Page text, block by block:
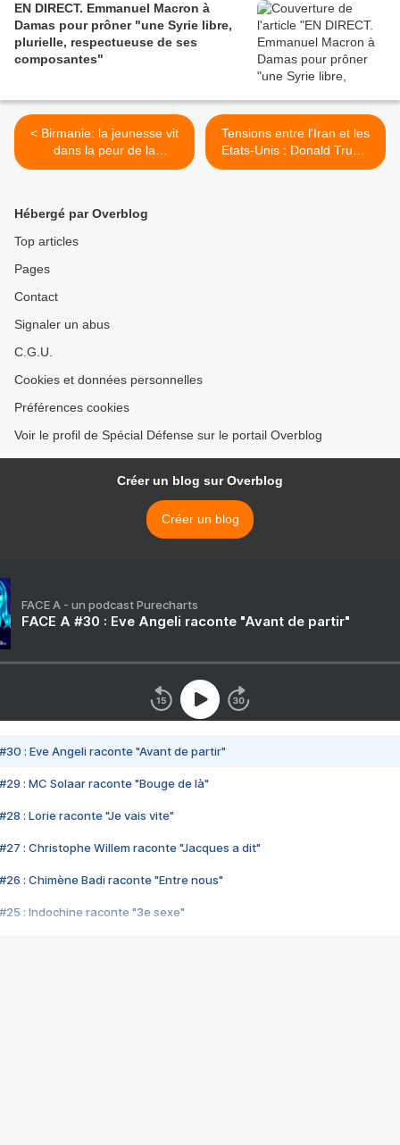
EN DIRECT. Emmanuel Macron à
Damas pour prôner "une Syrie libre,
plurielle, respectueuse de ses
composantes"
< Birmanie: la jeunesse vit
dans la peur de la
conscription, sous l'autorité
Tensions entre l'Iran et les
Etats-Unis : Donald Trump
évoque la possibilité d'un
Hébergé par Overblog
Top articles
Pages
Contact
Signaler un abus
C.G.U.
Cookies et données personnelles
Préférences cookies
Voir le profil de Spécial Défense sur le portail Overblog
Créer un blog sur Overblog
Créer un blog
FACE A - un podcast Purecharts
FACE A #30 : Eve Angeli raconte "Avant de partir"
#30 : Eve Angeli raconte "Avant de partir"
#29 : MC Solaar raconte "Bouge de là"
#28 : Lorie raconte "Je vais vite"
#27 : Christophe Willem raconte "Jacques a dit"
#26 : Chimène Badi raconte "Entre nous"
#25 : Indochine raconte "3e sexe"